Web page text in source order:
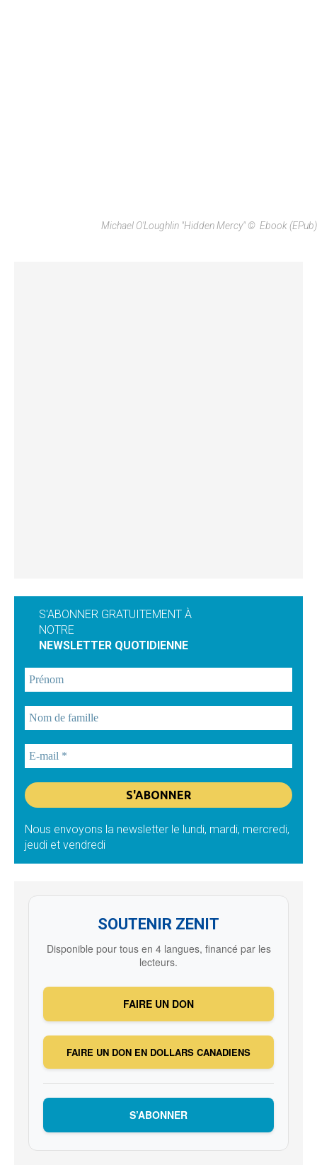
Michael O'Loughlin "Hidden Mercy" © Ebook (ePub)
S'ABONNER GRATUITEMENT À
NOTRE
NEWSLETTER QUOTIDIENNE
Nous envoyons la newsletter le lundi, mardi, mercredi,
jeudi et vendredi
SOUTENIR ZENIT
Disponible pour tous en 4 langues, financé par les
lecteurs.
FAIRE UN DON
FAIRE UN DON EN DOLLARS CANADIENS
S’ABONNER